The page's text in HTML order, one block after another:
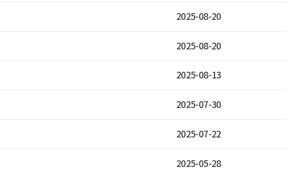
2025-08-20
2025-08-20
2025-08-13
2025-07-30
2025-07-22
2025-05-28